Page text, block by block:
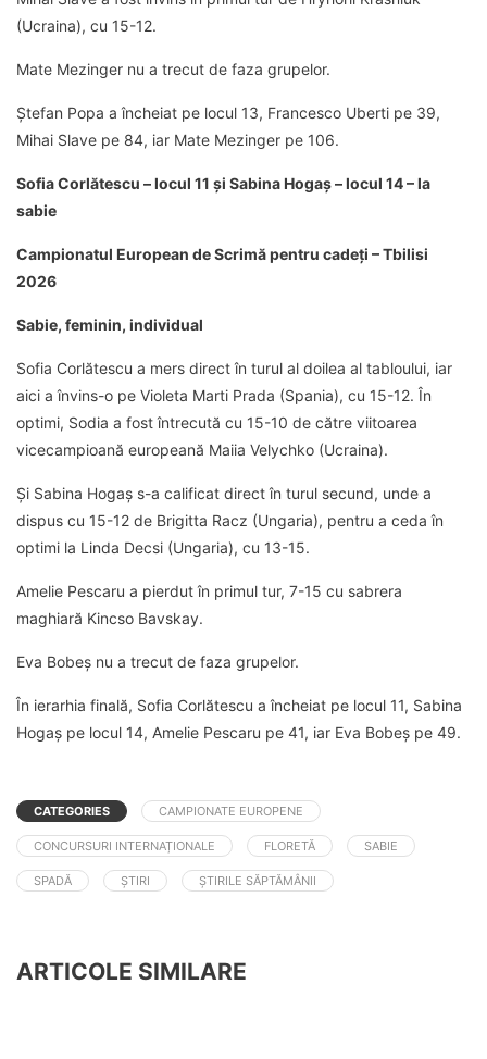
(Ucraina), cu 15-12.
Mate Mezinger nu a trecut de faza grupelor.
Ștefan Popa a încheiat pe locul 13, Francesco Uberti pe 39,
Mihai Slave pe 84, iar Mate Mezinger pe 106.
Sofia Corlătescu – locul 11 și Sabina Hogaș – locul 14 – la
sabie
Campionatul European de Scrimă pentru cadeți – Tbilisi
2026
Sabie, feminin, individual
Sofia Corlătescu a mers direct în turul al doilea al tabloului, iar
aici a învins-o pe Violeta Marti Prada (Spania), cu 15-12. În
optimi, Sodia a fost întrecută cu 15-10 de către viitoarea
vicecampioană europeană Maiia Velychko (Ucraina).
Și Sabina Hogaș s-a calificat direct în turul secund, unde a
dispus cu 15-12 de Brigitta Racz (Ungaria), pentru a ceda în
optimi la Linda Decsi (Ungaria), cu 13-15.
Amelie Pescaru a pierdut în primul tur, 7-15 cu sabrera
maghiară Kincso Bavskay.
Eva Bobeș nu a trecut de faza grupelor.
În ierarhia finală, Sofia Corlătescu a încheiat pe locul 11, Sabina
Hogaș pe locul 14, Amelie Pescaru pe 41, iar Eva Bobeș pe 49.
CATEGORIES CAMPIONATE EUROPENE
CONCURSURI INTERNAȚIONALE FLORETĂ SABIE
SPADĂ ȘTIRI ȘTIRILE SĂPTĂMÂNII
ARTICOLE SIMILARE